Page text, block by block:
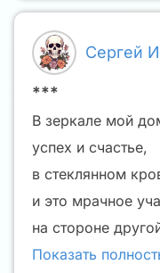
Сергей
***
В зеркале мой
успех и счастье,
в стеклянном
и это мрачное
на стороне
Показать